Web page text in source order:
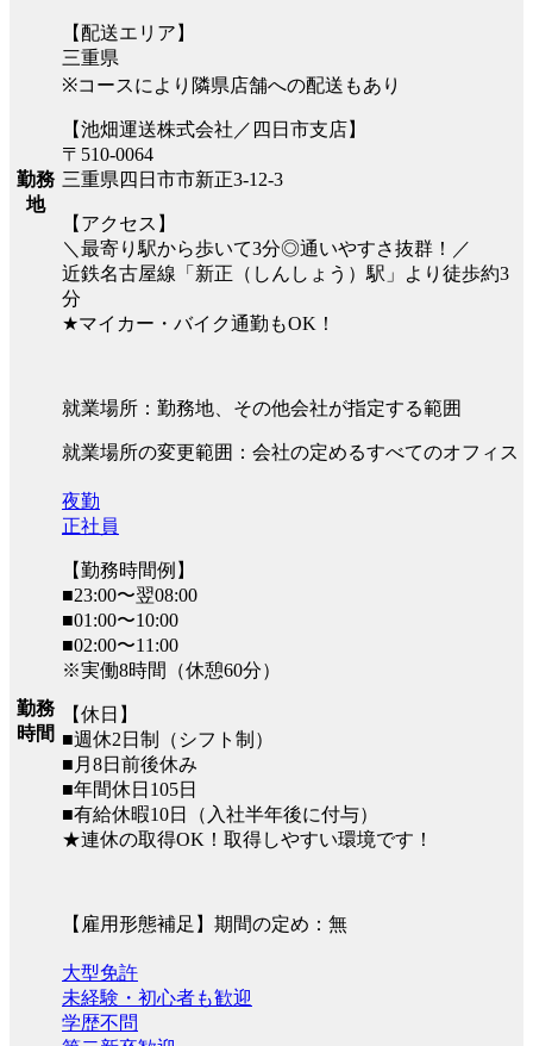
勤務
地
【配送エリア】
三重県
※コースにより隣県店舗への配送もあり
【池畑運送株式会社／四日市支店】
〒510-0064
三重県四日市市新正3-12-3
【アクセス】
＼最寄り駅から歩いて3分◎通いやすさ抜群！／
近鉄名古屋線「新正（しんしょう）駅」より徒歩約3
分
★マイカー・バイク通勤もOK！
就業場所：勤務地、その他会社が指定する範囲
就業場所の変更範囲：会社の定めるすべてのオフィス
勤務
時間
夜勤
正社員
【勤務時間例】
■23:00〜翌08:00
■01:00〜10:00
■02:00〜11:00
※実働8時間（休憩60分）
【休日】
■週休2日制（シフト制）
■月8日前後休み
■年間休日105日
■有給休暇10日（入社半年後に付与）
★連休の取得OK！取得しやすい環境です！
【雇用形態補足】期間の定め：無
大型免許
未経験・初心者も歓迎
学歴不問